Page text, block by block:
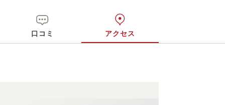
口コミ アクセス